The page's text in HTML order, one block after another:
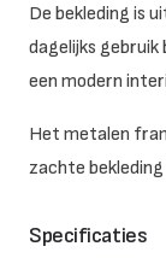
De bekleding is
dagelijks
een modern
Het metalen
zachte
Specificaties